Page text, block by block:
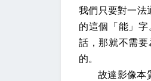
我們只要對一法
的這個「能」
話，那就不需
的。
故達影像本